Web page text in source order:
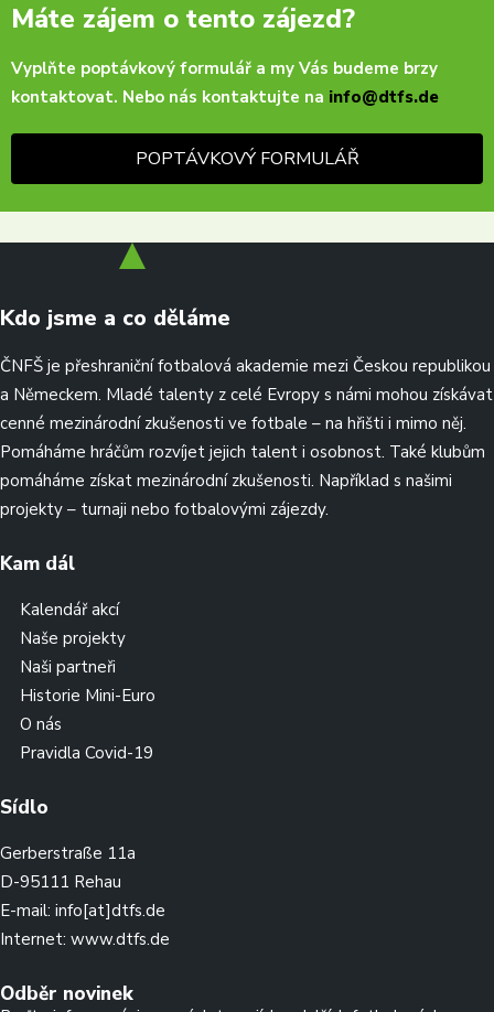
Máte zájem o tento zájezd?
Vyplňte poptávkový formulář a my Vás budeme brzy
kontaktovat. Nebo nás kontaktujte na info@dtfs.de
POPTÁVKOVÝ FORMULÁŘ
Kdo jsme a co děláme
ČNFŠ je přeshraniční fotbalová akademie mezi Českou republikou
a Německem. Mladé talenty z celé Evropy s námi mohou získávat
cenné mezinárodní zkušenosti ve fotbale – na hřišti i mimo něj.
Pomáháme hráčům rozvíjet jejich talent i osobnost. Také klubům
pomáháme získat mezinárodní zkušenosti. Například s našimi
projekty – turnaji nebo fotbalovými zájezdy.
Kam dál
Kalendář akcí
Naše projekty
Naši partneři
Historie Mini-Euro
O nás
Pravidla Covid-19
Sídlo
Gerberstraße 11a
D-95111 Rehau
E-mail: info[at]dtfs.de
Internet: www.dtfs.de
Odběr novinek